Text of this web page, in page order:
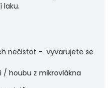
laku.
nečistot - vyvarujete se
houbu z mikrovlákna